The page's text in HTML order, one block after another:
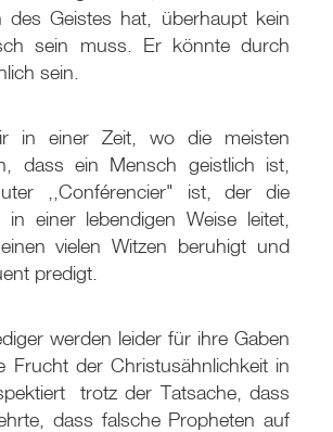
des Geistes hat, überhaupt kein
sein muss. Er könnte durch
sein.
in einer Zeit, wo die meisten
dass ein Mensch geistlich ist,
,,Conférencier" ist, der die
in einer lebendigen Weise leitet,
vielen Witzen beruhigt und
predigt.
werden leider für ihre Gaben
Frucht der Christusähnlichkeit in
trotz der Tatsache, dass
dass falsche Propheten auf